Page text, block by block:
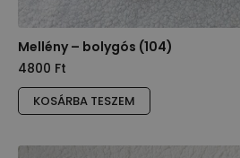
Mellény – bolygós (104)
4800 Ft
KOSÁRBA TESZEM